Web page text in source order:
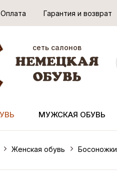
Оплата Гарантия и возврат
сеть салонов
МУЖСКАЯ ОБУВЬ
Женская обувь Босоножки